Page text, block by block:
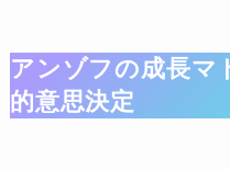
アンゾフの成長マ
的意思決定